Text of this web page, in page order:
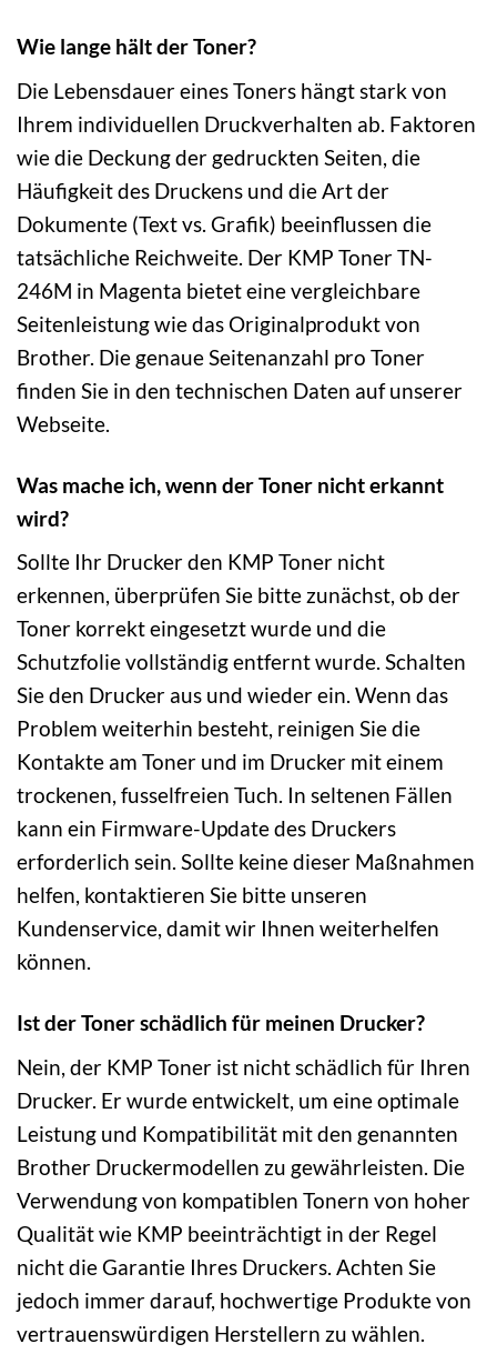
Wie lange hält der Toner?
Die Lebensdauer eines Toners hängt stark von
Ihrem individuellen Druckverhalten ab. Faktoren
wie die Deckung der gedruckten Seiten, die
Häufigkeit des Druckens und die Art der
Dokumente (Text vs. Grafik) beeinflussen die
tatsächliche Reichweite. Der KMP Toner TN-
246M in Magenta bietet eine vergleichbare
Seitenleistung wie das Originalprodukt von
Brother. Die genaue Seitenanzahl pro Toner
finden Sie in den technischen Daten auf unserer
Webseite.
Was mache ich, wenn der Toner nicht erkannt
wird?
Sollte Ihr Drucker den KMP Toner nicht
erkennen, überprüfen Sie bitte zunächst, ob der
Toner korrekt eingesetzt wurde und die
Schutzfolie vollständig entfernt wurde. Schalten
Sie den Drucker aus und wieder ein. Wenn das
Problem weiterhin besteht, reinigen Sie die
Kontakte am Toner und im Drucker mit einem
trockenen, fusselfreien Tuch. In seltenen Fällen
kann ein Firmware-Update des Druckers
erforderlich sein. Sollte keine dieser Maßnahmen
helfen, kontaktieren Sie bitte unseren
Kundenservice, damit wir Ihnen weiterhelfen
können.
Ist der Toner schädlich für meinen Drucker?
Nein, der KMP Toner ist nicht schädlich für Ihren
Drucker. Er wurde entwickelt, um eine optimale
Leistung und Kompatibilität mit den genannten
Brother Druckermodellen zu gewährleisten. Die
Verwendung von kompatiblen Tonern von hoher
Qualität wie KMP beeinträchtigt in der Regel
nicht die Garantie Ihres Druckers. Achten Sie
jedoch immer darauf, hochwertige Produkte von
vertrauenswürdigen Herstellern zu wählen.